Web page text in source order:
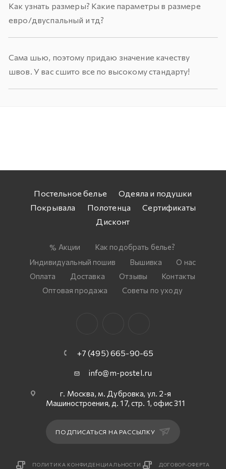
Как узнать размеры? Какие параметры в размере
евро/двуспальный и тд?
Сама шью, поэтому придаю значение качеству
швов. У вас сшито все по высокому стандарту!
Постельное белье
Одеяла и подушки
Покрывала
Полотенца
Сертификаты
Дисконт
Акции
Как подобрать белье?
Индивидуальный пошив
Вышивка
О нас
Оплата
Доставка Отзывы
Контакты
Оптовая продажа
Советы по уходу
+7 (495) 665-90-65
info@m-postel.ru
г. Москва, м. Дубровка, ул. 2-я
Машиностроения, д. 17, стр. 1, офис 311
ПОДПИСАТЬСЯ НА РАССЫЛКУ
ПОЛИТИКА КОНФИДЕНЦИАЛЬНОСТИ ДОГОВОР-ОФЕРТА